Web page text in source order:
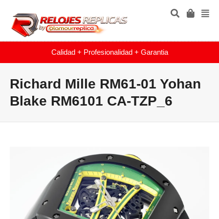
Calidad + Profesionalidad + Garantia
Richard Mille RM61-01 Yohan
Blake RM6101 CA-TZP_6